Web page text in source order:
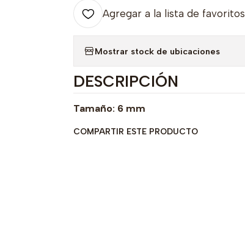
Agregar a la lista de favoritos
Mostrar stock de ubicaciones
DESCRIPCIÓN
Tamaño: 6 mm
COMPARTIR ESTE PRODUCTO